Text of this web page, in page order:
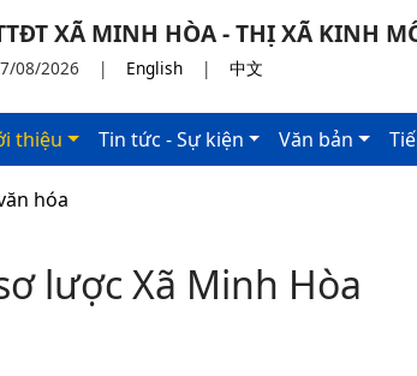
XÃ MINH HÒA - THỊ XÃ KINH
08/2026 | English | 中文
thiệu Tin tức - Sự kiện Văn bản
hóa
lược Xã Minh Hòa